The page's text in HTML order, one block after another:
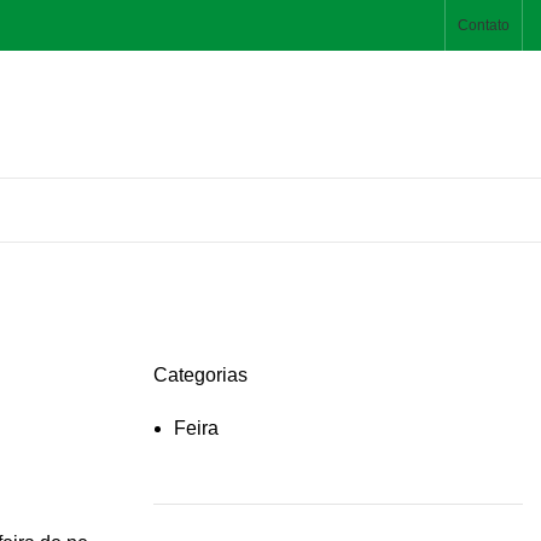
Contato
Categorias
Feira